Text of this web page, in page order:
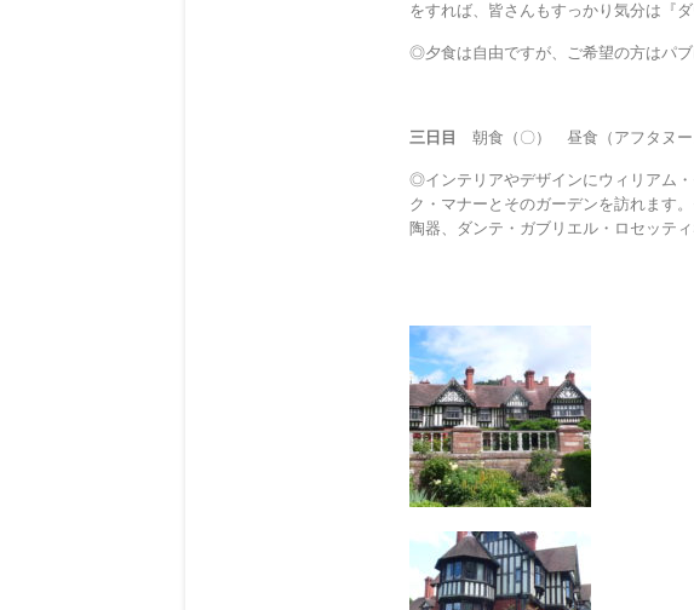
をすれば、皆さんもすっかり気分は『
◎夕食は自由ですが、ご希望の方はパブ
三日目 朝食（〇） 昼食（アフタヌ
◎インテリアやデザインにウィリアム
ク・マナーとそのガーデンを訪れます
陶器、ダンテ・ガブリエル・ロセッテ